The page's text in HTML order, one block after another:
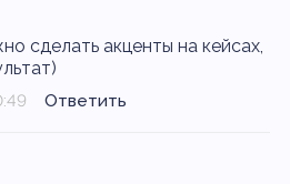
сделать акценты на кейсах,
Ответить